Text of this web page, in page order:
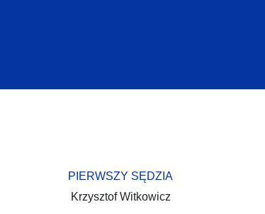
PIERWSZY SĘDZIA
Krzysztof Witkowicz